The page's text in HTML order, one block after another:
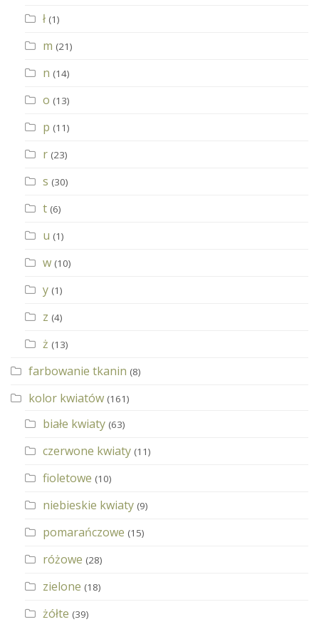
ł (1)
m (21)
n (14)
o (13)
p (11)
r (23)
s (30)
t (6)
u (1)
w (10)
y (1)
z (4)
ż (13)
farbowanie tkanin (8)
kolor kwiatów (161)
białe kwiaty (63)
czerwone kwiaty (11)
fioletowe (10)
niebieskie kwiaty (9)
pomarańczowe (15)
różowe (28)
zielone (18)
żółte (39)